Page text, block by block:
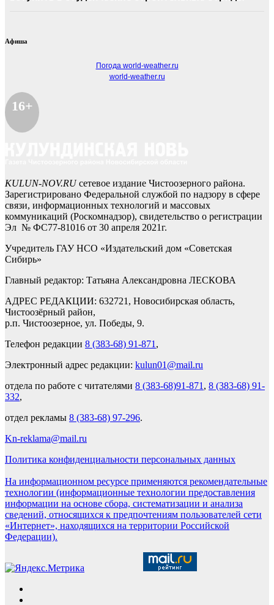
Афиша
Погода world-weather.ru
world-weather.ru
16+
KULUN-NOV.RUсетевое издание Чистоозерного района.
Зарегистрировано Федеральной службой по надзору в сфере
связи, информационных технологий и массовых
коммуникаций (Роскомнадзор), свидетельство о регистрации
Эл № ФС77-81016 от 30 апреля 2021г.
Учредитель ГАУ НСО «Издательский дом «Советская
Сибирь»
Главный редактор: Татьяна Александровна ЛЕСКОВА
АДРЕС РЕДАКЦИИ: 632721, Новосибирская область,
Чистоозёрный район,
р.п. Чистоозерное, ул. Победы, 9.
Телефон редакции 8 (383-68) 91-871 ,
Электронный адрес редакции: kulun01@mail.ru
отдела по работе с читателями 8 (383-68)91-871 , 8 (383-68) 91-
332,
отдел рекламы 8 (383-68) 97-296.
Kn-reklama@mail.ru
Политика конфиденциальности персональных данных
На информационном ресурсе применяются рекомендательные
технологии (информационные технологии предоставления
информации на основе сбора, систематизации и анализа
сведений, относящихся к предпочтениям пользователей сети
«Интернет», находящихся на территории Российской
Федерации).